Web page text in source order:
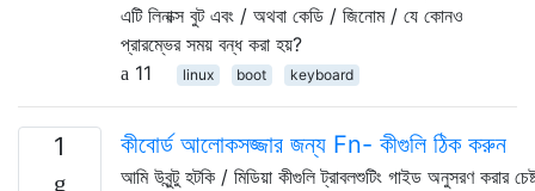
এটি লিনাক্স বুট এবং / অথবা কেডি / জিনোম / যে কোনও
প্রারম্ভের সময় বন্ধ করা হয়?
11
linux boot keyboard
1 কীবোর্ড আলোকসজ্জার জন্য Fn- কীগুলি ঠিক করুন
আমি উবুন্টু হটকি / মিডিয়া কীগুলি ট্রাবলশুটিং গাইড অনুসরণ করার